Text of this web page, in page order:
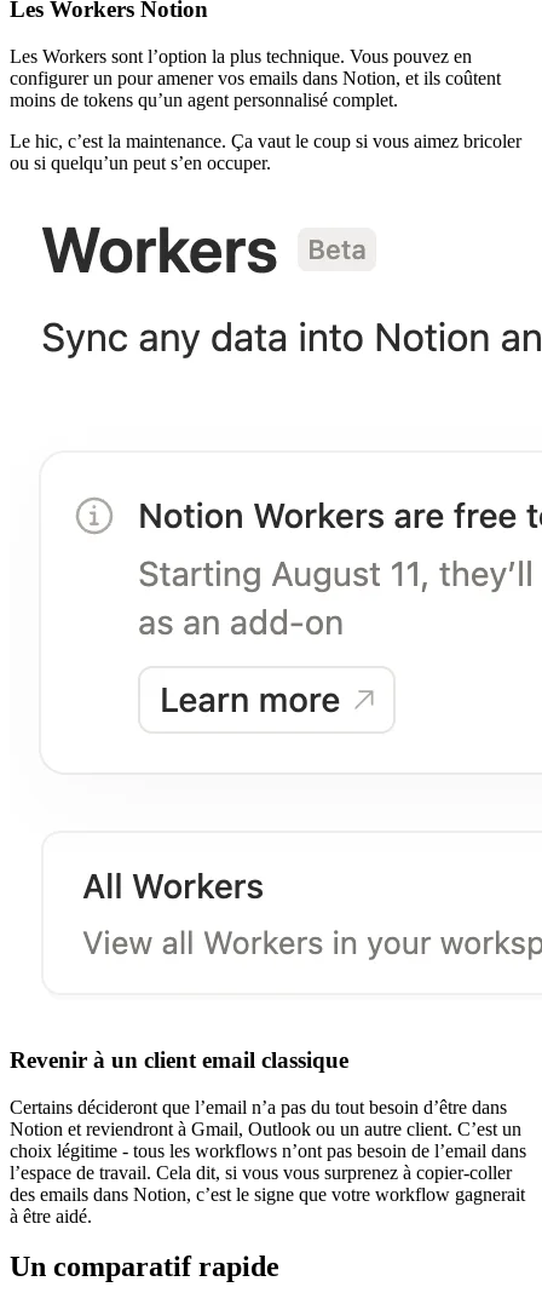
Les Workers Notion
Les Workers sont l’option la plus technique. Vous pouvez en
configurer un pour amener vos emails dans Notion, et ils coûtent
moins de tokens qu’un agent personnalisé complet.
Le hic, c’est la maintenance. Ça vaut le coup si vous aimez bricoler
ou si quelqu’un peut s’en occuper.
Revenir à un client email classique
Certains décideront que l’email n’a pas du tout besoin d’être dans
Notion et reviendront à Gmail, Outlook ou un autre client. C’est un
choix légitime - tous les workflows n’ont pas besoin de l’email dans
l’espace de travail. Cela dit, si vous vous surprenez à copier-coller
des emails dans Notion, c’est le signe que votre workflow gagnerait
à être aidé.
Un comparatif rapide